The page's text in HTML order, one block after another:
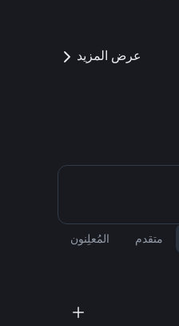
عرض المزيد
متقدم المُعلِنون